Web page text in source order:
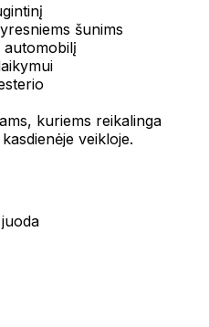
šunims
automobilį
kuriems reikalinga
veikloje.